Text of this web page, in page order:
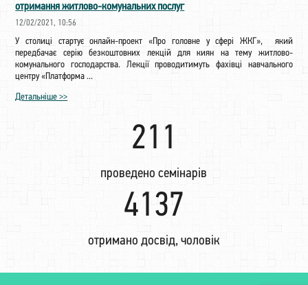
отримання житлово-комунальних послуг
12/02/2021, 10:56
У столиці стартує онлайн-проект «Про головне у сфері ЖКГ», який
передбачає серію безкоштовних лекцій для киян на тему житлово-
комунального господарства. Лекції проводитимуть фахівці навчального
центру «Платформа ...
Детальніше >>
221
проведено семінарів
4338
отримано досвід, чоловік